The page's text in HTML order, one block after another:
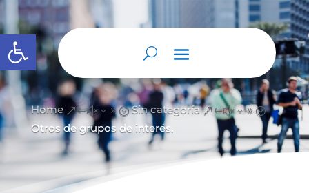
Abrir barra de herramientas
Home &#x39; Sin categoría &#x39;
Otros de grupos de interés.